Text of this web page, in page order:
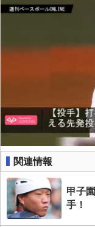
関連情報
甲子
手！